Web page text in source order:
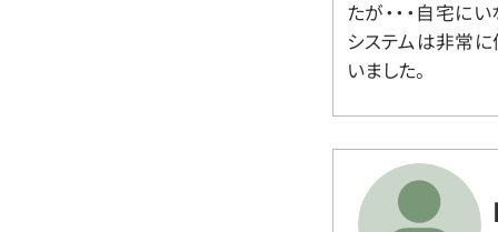
たが・・・自宅に
システムは非常に
いました。